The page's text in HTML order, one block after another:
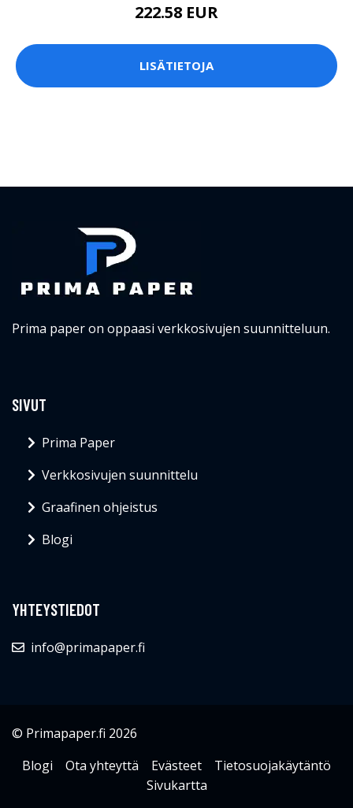
222.58 EUR
LISÄTIETOJA
Prima paper on oppaasi verkkosivujen suunnitteluun.
SIVUT
Prima Paper
Verkkosivujen suunnittelu
Graafinen ohjeistus
Blogi
YHTEYSTIEDOT
info@primapaper.fi
© Primapaper.fi 2026
Blogi
Ota yhteyttä Evästeet
Tietosuojakäytäntö
Sivukartta